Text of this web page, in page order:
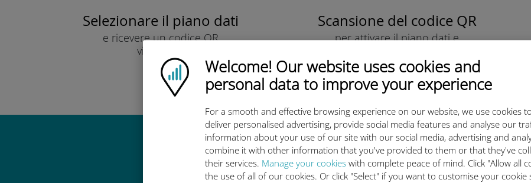
Ubigi logo
Welcome! Our website uses cookies and
personal data to improve your experience
For a smooth and effective browsing experience on our website, we use cookies
deliver personalised advertising, provide social media features and analyse our
information about your use of our site with our social media, advertising and
combine it with other information that you've provided to them or that they've
their services. Manage your cookies with complete peace of mind. Click "Allow all
the use of all of our cookies. Or click "Select" if you want to customise your
Selezionare il piano dati
e ricevere un codice QR
via e-mail.
Veloce!
Scansione del codice QR
per attivare il piano dati e
Semplice!
Perché la eSIM internazionale di Ubigi è